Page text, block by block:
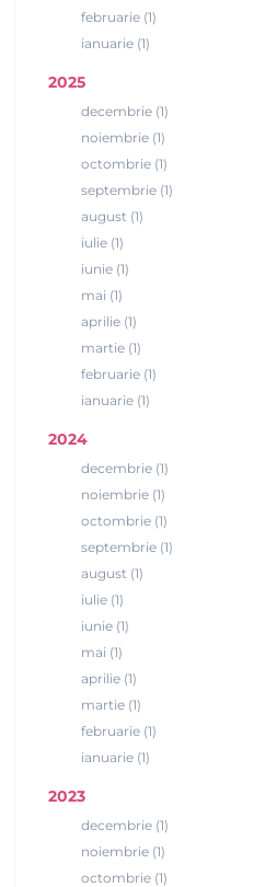
februarie (1)
ianuarie (1)
2025
decembrie (1)
noiembrie (1)
octombrie (1)
septembrie (1)
august (1)
iulie (1)
iunie (1)
mai (1)
aprilie (1)
martie (1)
februarie (1)
ianuarie (1)
2024
decembrie (1)
noiembrie (1)
octombrie (1)
septembrie (1)
august (1)
iulie (1)
iunie (1)
mai (1)
aprilie (1)
martie (1)
februarie (1)
ianuarie (1)
2023
decembrie (1)
noiembrie (1)
octombrie (1)